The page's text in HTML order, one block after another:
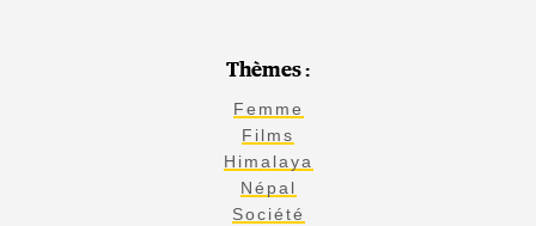
Thèmes :
Femme
Films
Himalaya
Népal
Société